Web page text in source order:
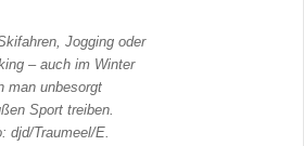
Jogging oder
– auch im Winter
man unbesorgt
Sport treiben.
djd/Traumeel/E.